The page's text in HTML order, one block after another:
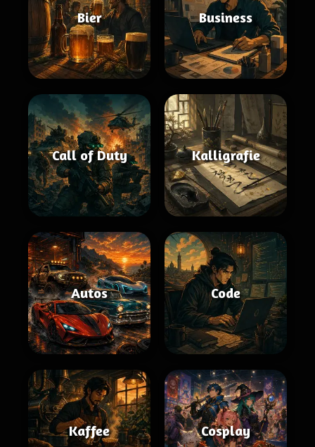
Bier Business
Call of Duty Kalligrafie
Autos Code
Kaffee Cosplay